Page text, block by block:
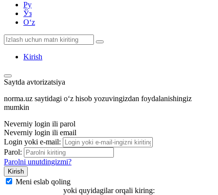
Ру
Ўз
Oʻz
Kirish
Saytda avtorizatsiya
norma.uz saytidagi oʻz hisob yozuvingizdan foydalanishingiz
mumkin
Neverniy login ili parol
Neverniy login ili email
Login yoki e-mail:
Parol:
Parolni unutdingizmi?
Meni eslab qoling
yoki quyidagilar orqali kiring: